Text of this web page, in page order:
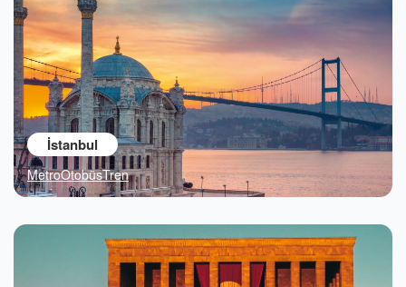
İstanbul
MetroOtobüsTren